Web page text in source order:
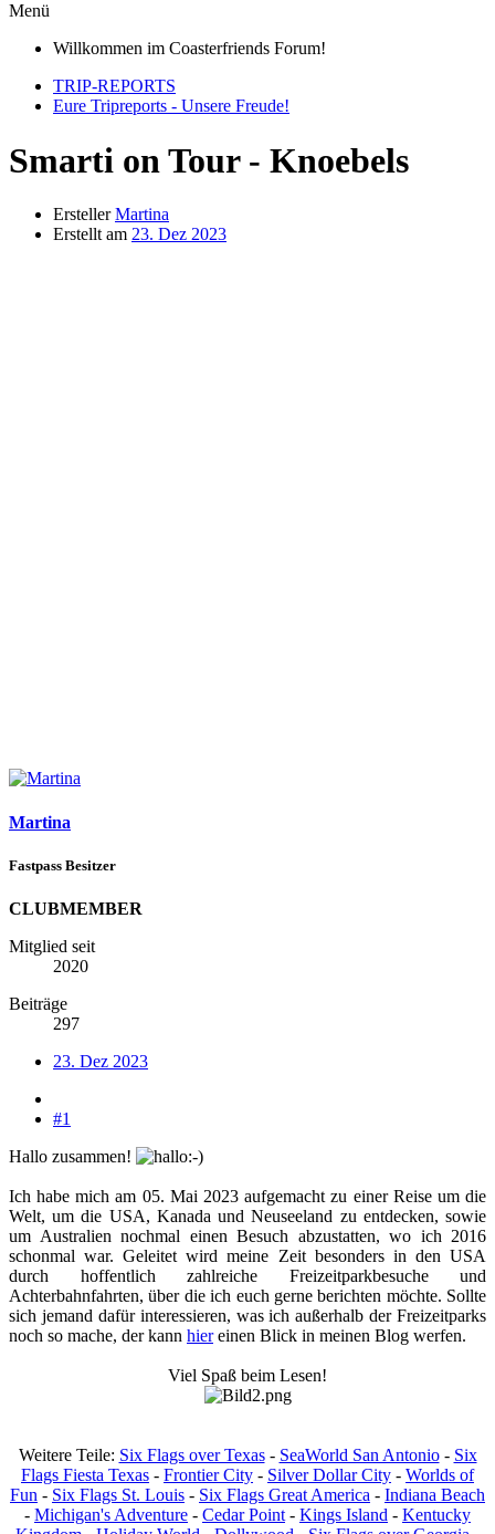
Menü
Willkommen im Coasterfriends Forum!
TRIP-REPORTS
Eure Tripreports - Unsere Freude!
Smarti on Tour - Knoebels
Ersteller Martina
Erstellt am 23. Dez 2023
Martina
Fastpass Besitzer
CLUBMEMBER
Mitglied seit
2020
Beiträge
297
23. Dez 2023
#1
Hallo zusammen!
Ich habe mich am 05. Mai 2023 aufgemacht zu einer Reise um die
Welt, um die USA, Kanada und Neuseeland zu entdecken, sowie
um Australien nochmal einen Besuch abzustatten, wo ich 2016
schonmal war. Geleitet wird meine Zeit besonders in den USA
durch hoffentlich zahlreiche Freizeitparkbesuche und
Achterbahnfahrten, über die ich euch gerne berichten möchte. Sollte
sich jemand dafür interessieren, was ich außerhalb der Freizeitparks
noch so mache, der kann hiereinen Blick in meinen Blog werfen.​
Viel Spaß beim Lesen!
Weitere Teile: Six Flags over Texas- SeaWorld San Antonio- Six
Flags Fiesta Texas - Frontier City - Silver Dollar City - Worlds of
Fun - Six Flags St. Louis - Six Flags Great America - Indiana Beach
- Michigan's Adventure - Cedar Point - Kings Island - Kentucky